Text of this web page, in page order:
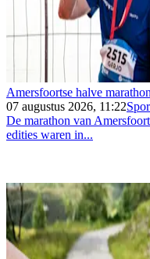
Amersfoortse halve
07 augustus 2026, 11:22
De marathon van
edities waren in...